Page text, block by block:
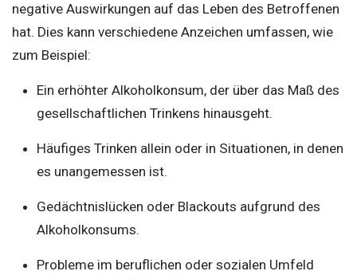
negative Auswirkungen auf das Leben des Betroffenen
hat. Dies kann verschiedene Anzeichen umfassen, wie
zum Beispiel:
Ein erhöhter Alkoholkonsum, der über das Maß des
gesellschaftlichen Trinkens hinausgeht.
Häufiges Trinken allein oder in Situationen, in denen
es unangemessen ist.
Gedächtnislücken oder Blackouts aufgrund des
Alkoholkonsums.
Probleme im beruflichen oder sozialen Umfeld